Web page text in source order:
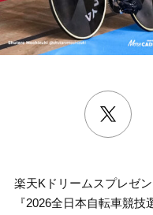
楽天Kドリームスプレゼ
『2026全日本自転車競